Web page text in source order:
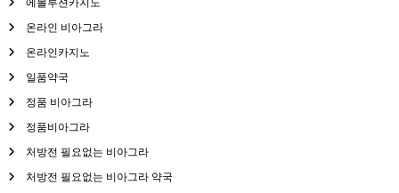
온라인 비아그라
온라인카지노
일품약국
정품 비아그라
정품비아그라
처방전 필요없는 비아그라
처방전 필요없는 비아그라 약국